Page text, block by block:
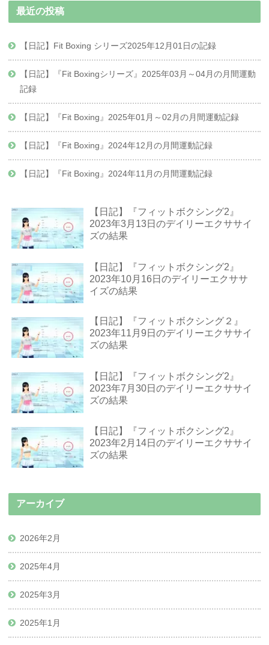
最近の投稿
【日記】Fit Boxing シリーズ2025年12月01日の記録
【日記】『Fit Boxingシリーズ』2025年03月～04月の月間運動
記録
【日記】『Fit Boxing』2025年01月～02月の月間運動記録
【日記】『Fit Boxing』2024年12月の月間運動記録
【日記】『Fit Boxing』2024年11月の月間運動記録
【日記】『フィットボクシング2』
2023年3月13日のデイリーエクササイ
ズの結果
【日記】『フィットボクシング2』
2023年10月16日のデイリーエクササ
イズの結果
【日記】『フィットボクシング２』
2023年11月9日のデイリーエクササイ
ズの結果
【日記】『フィットボクシング2』
2023年7月30日のデイリーエクササイ
ズの結果
【日記】『フィットボクシング2』
2023年2月14日のデイリーエクササイ
ズの結果
アーカイブ
2026年2月
2025年4月
2025年3月
2025年1月